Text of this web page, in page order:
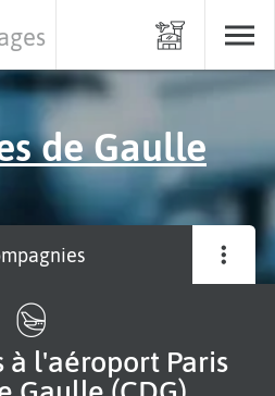
de Gaulle